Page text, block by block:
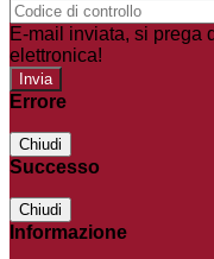
E-mail inviata, si prega
elettronica!
Errore
Chiudi
Successo
Chiudi
Informazione